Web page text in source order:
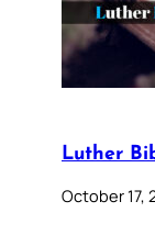
Luther
October 17,